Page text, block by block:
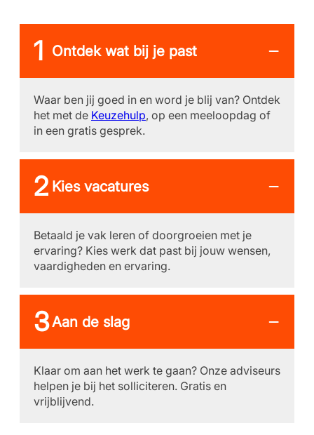
Ontdek wat bij je past
Waar ben jij goed in en word je blij van? Ontdek
het met de Keuzehulp, op een meeloopdag of
in een gratis gesprek.
Kies vacatures
Betaald je vak leren of doorgroeien met je
ervaring? Kies werk dat past bij jouw wensen,
vaardigheden en ervaring.
Aan de slag
Klaar om aan het werk te gaan? Onze adviseurs
helpen je bij het solliciteren. Gratis en
vrijblijvend.